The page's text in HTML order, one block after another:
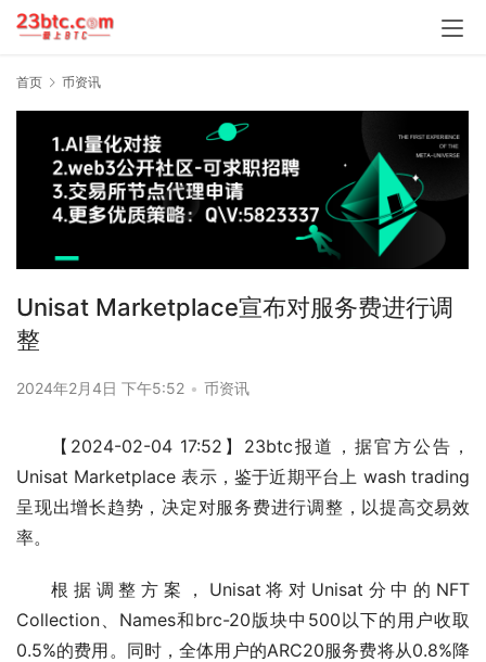
首页 币资讯
Unisat Marketplace宣布对服务费进行调
整
2024年2月4日 下午5:52 • 币资讯
【2024-02-04 17:52】23btc报道，据官方公告，
Unisat Marketplace 表示，鉴于近期平台上 wash trading
呈现出增长趋势，决定对服务费进行调整，以提高交易效
率。
根据调整方案，Unisat将对Unisat分中的NFT
Collection、Names和brc-20版块中500以下的用户收取
0.5%的费用。同时，全体用户的ARC20服务费将从0.8%降